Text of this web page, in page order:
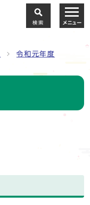
検索 メニュー
令和元年度